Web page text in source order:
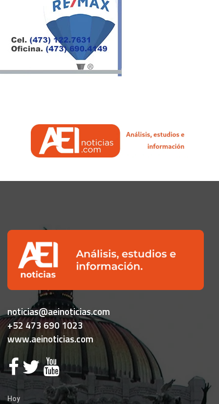
noticias@aeinoticias.com
+52 473 690 1023
www.aeinoticias.com
Hoy